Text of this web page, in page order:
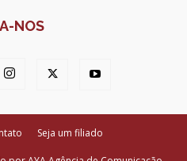
NOS
Seja um filiado